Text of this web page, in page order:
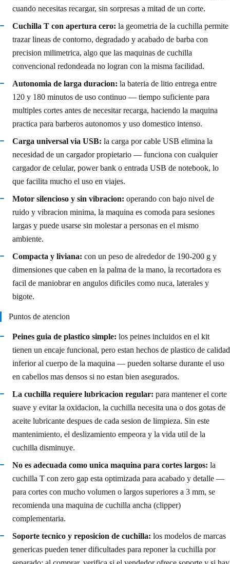
cuando necesitas recargar, sin sorpresas a mitad de un corte.
Cuchilla T con apertura cero: la geometria de la cuchilla permite
trazar lineas de contorno, degradado y acabado de barba con
precision milimetrica, algo que las maquinas de cuchilla
convencional redondeada no logran con la misma facilidad.
Autonomia de larga duracion: la bateria de litio entrega entre
120 y 180 minutos de uso continuo — tiempo suficiente para
multiples cortes antes de necesitar recarga, haciendo la maquina
practica para barberos autonomos y uso domestico intenso.
Carga universal via USB: la carga por cable USB elimina la
necesidad de un cargador propietario — funciona con cualquier
cargador de celular, power bank o entrada USB de notebook, lo
que facilita mucho el uso en viajes.
Motor silencioso y sin vibracion: operando con bajo nivel de
ruido y vibracion minima, la maquina es comoda para sesiones
largas y puede usarse sin molestar a personas en el mismo
ambiente.
Compacta y liviana: con un peso de alrededor de 190-200 g y
dimensiones que caben en la palma de la mano, la recortadora es
facil de maniobrar en angulos dificiles como nuca, laterales y
bigote.
Puntos de atencion
Peines guia de plastico simple: los peines incluidos en el kit
tienen un encaje funcional, pero estan hechos de plastico de calidad
inferior al cuerpo de la maquina — pueden soltarse durante el uso
en cabellos mas densos si no estan bien asegurados.
La cuchilla requiere lubricacion regular: para mantener el corte
suave y evitar la oxidacion, la cuchilla necesita una o dos gotas de
aceite lubricante despues de cada sesion de limpieza. Sin este
mantenimiento, el deslizamiento empeora y la vida util de la
cuchilla disminuye.
No es adecuada como unica maquina para cortes largos: la
cuchilla T con zero gap esta optimizada para acabado y detalle —
para cortes con mucho volumen o largos superiores a 3 mm, se
recomienda una maquina de cuchilla ancha (clipper)
complementaria.
Soporte tecnico y reposicion de cuchilla: los modelos de marcas
genericas pueden tener dificultades para reponer la cuchilla por